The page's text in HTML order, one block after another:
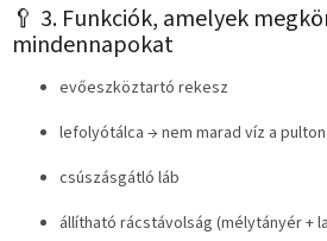
🥄 3. Funkciók, amelyek
mindennapokat
evőeszköztartó rekesz
lefolyótálca → nem marad víz a pulton
csúszásgátló láb
állítható rácstávolság (mélytányér +